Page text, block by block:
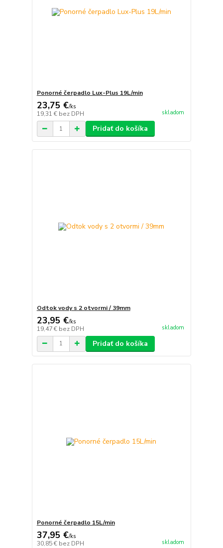
Ponorné čerpadlo Lux-Plus 19L/min
23,75 €/ks
19,31 € bez DPH skladom
Pridať do košíka
Odtok vody s 2 otvormi / 39mm
23,95 €/ks
19,47 € bez DPH skladom
Pridať do košíka
Ponorné čerpadlo 15L/min
37,95 €/ks
30,85 € bez DPH skladom